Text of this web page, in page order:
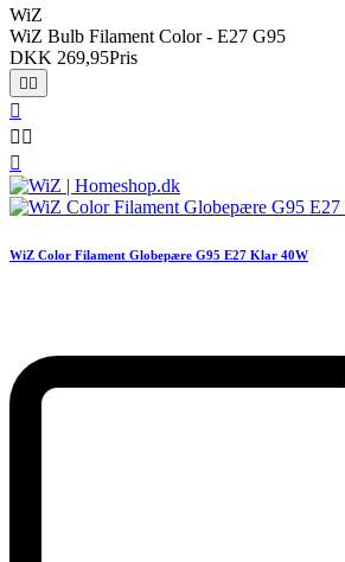
WiZ
WiZ Bulb Filament Color - E27 G95
DKK 269,95Pris
 

 

WiZ Color Filament Globepære G95 E27 Klar 40W